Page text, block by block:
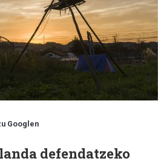
Googlen
defendatzeko